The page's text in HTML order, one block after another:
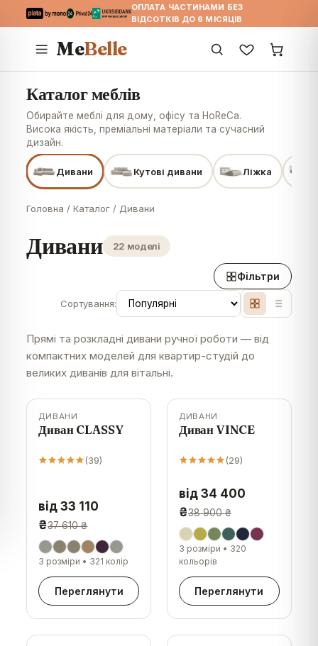
ОПЛАТА ЧАСТИНАМИ БЕЗ
ВІДСОТКІВ ДО 6 МІСЯЦІВ
MeBelle
Каталог меблів
Обирайте меблі для дому, офісу та HoReCa.
Висока якість, преміальні матеріали та сучасний
дизайн.
Дивани Кутові дивани Ліжка
Головна /Каталог / Дивани
Дивани 22 моделі
Фільтри
Сортування:
Прямі та розкладні дивани ручної роботи — від
компактних моделей для квартир-студій до
великих диванів для вітальні.
-12%
ДИВАНИ
Диван CLASSY
(39)
від 33 110
₴37 610 ₴
3 розміри • 321 колір
Переглянути
-12%
ДИВАНИ
Диван VINCE
(29)
від 34 400
₴38 900 ₴
3 розміри • 320
кольорів
Переглянути